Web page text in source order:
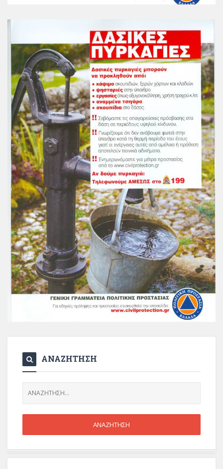
ΑΝΑΖΗΤΗΣΗ